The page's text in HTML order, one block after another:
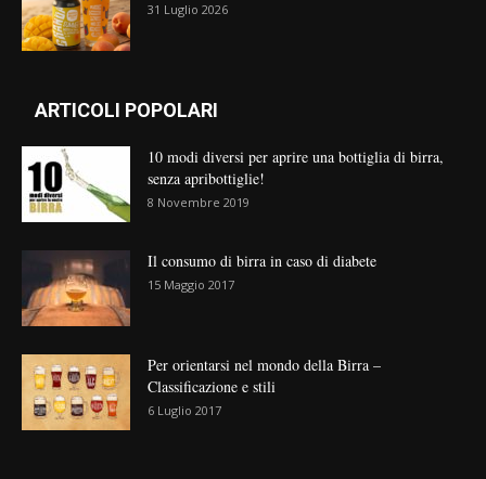
31 Luglio 2026
ARTICOLI POPOLARI
10 modi diversi per aprire una bottiglia di birra,
senza apribottiglie!
8 Novembre 2019
Il consumo di birra in caso di diabete
15 Maggio 2017
Per orientarsi nel mondo della Birra –
Classificazione e stili
6 Luglio 2017